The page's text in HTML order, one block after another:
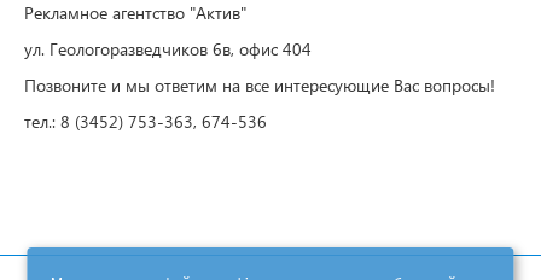
Рекламное агентство "Актив"
ул. Геологоразведчиков 6в, офис 404
Позвоните и мы ответим на все интересующие Вас вопросы!
тел.: 8 (3452) 753-363, 674-536